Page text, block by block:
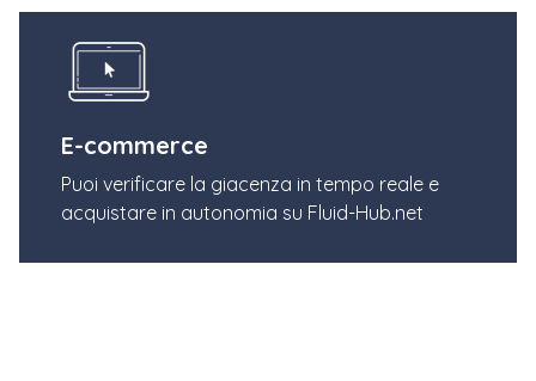
E-commerce
Puoi verificare la giacenza in tempo reale e
acquistare in autonomia su Fluid-Hub.net